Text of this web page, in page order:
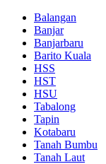
Balangan
Banjar
Banjarbaru
Barito Kuala
HSS
HST
HSU
Tabalong
Tapin
Kotabaru
Tanah Bumbu
Tanah Laut